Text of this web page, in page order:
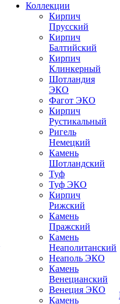
Коллекции
Кирпич
Прусский
Кирпич
Балтийский
Кирпич
Клинкерный
Шотландия
ЭКО
Фагот ЭКО
Кирпич
Рустикальный
Ригель
Немецкий
Камень
Шотландский
Туф
Туф ЭКО
Кирпич
Рижский
Камень
Пражский
Камень
Неаполитанский
Неаполь ЭКО
Камень
Венецианский
Венеция ЭКО
Камень